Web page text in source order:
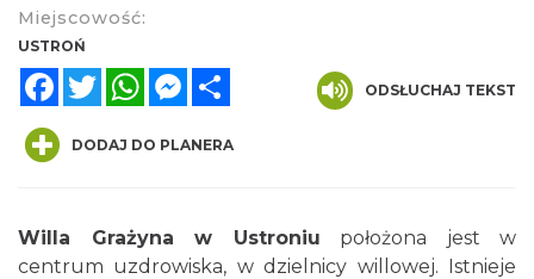
Miejscowość:
USTROŃ
FacebookTwitterWhatsAppMessenger
ODSŁUCHAJ TEKST
DODAJ DO PLANERA
Willa Grażyna w Ustroniu położona jest w
centrum uzdrowiska, w dzielnicy willowej. Istnieje